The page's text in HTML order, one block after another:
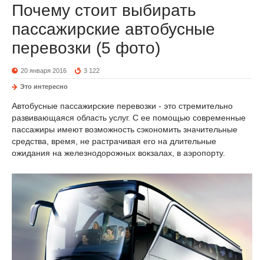
Почему стоит выбирать
пассажирские автобусные
перевозки (5 фото)
20 января 2016 3 122
Это интересно
Автобусные пассажирские перевозки - это стремительно
развивающаяся область услуг. С ее помощью современные
пассажиры имеют возможность сэкономить значительные
средства, время, не растрачивая его на длительные
ожидания на железнодорожных вокзалах, в аэропорту.